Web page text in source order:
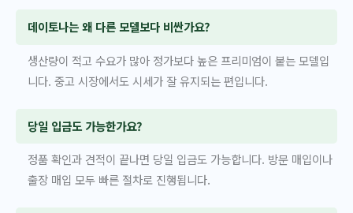
데이토나는 왜 다른 모델보다 비싼가요?
생산량이 적고 수요가 많아 정가보다 높은 프리미엄이 붙는 모델입
니다. 중고 시장에서도 시세가 잘 유지되는 편입니다.
당일 입금도 가능한가요?
정품 확인과 견적이 끝나면 당일 입금도 가능합니다. 방문 매입이나
출장 매입 모두 빠른 절차로 진행됩니다.